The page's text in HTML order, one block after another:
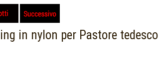
in nylon per Pastore tedesco